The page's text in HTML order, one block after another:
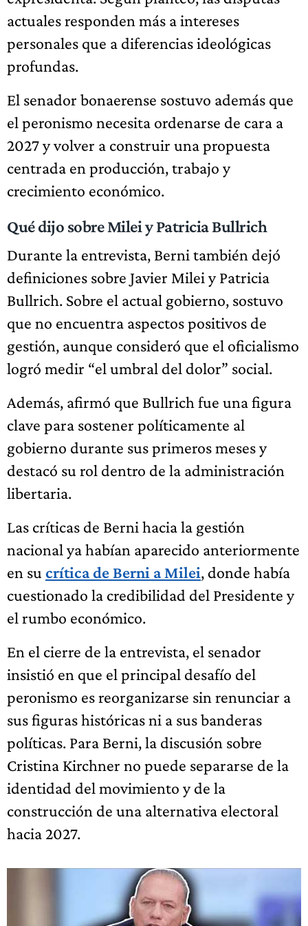
actuales responden más a intereses
personales que a diferencias ideológicas
profundas.
El senador bonaerense sostuvo además que
el peronismo necesita ordenarse de cara a
2027 y volver a construir una propuesta
centrada en producción, trabajo y
crecimiento económico.
Qué dijo sobre Milei y Patricia Bullrich
Durante la entrevista, Berni también dejó
definiciones sobre Javier Milei y Patricia
Bullrich. Sobre el actual gobierno, sostuvo
que no encuentra aspectos positivos de
gestión, aunque consideró que el oficialismo
logró medir “el umbral del dolor” social.
Además, afirmó que Bullrich fue una figura
clave para sostener políticamente al
gobierno durante sus primeros meses y
destacó su rol dentro de la administración
libertaria.
Las críticas de Berni hacia la gestión
nacional ya habían aparecido anteriormente
en su crítica de Berni a Milei, donde había
cuestionado la credibilidad del Presidente y
el rumbo económico.
En el cierre de la entrevista, el senador
insistió en que el principal desafío del
peronismo es reorganizarse sin renunciar a
sus figuras históricas ni a sus banderas
políticas. Para Berni, la discusión sobre
Cristina Kirchner no puede separarse de la
identidad del movimiento y de la
construcción de una alternativa electoral
hacia 2027.